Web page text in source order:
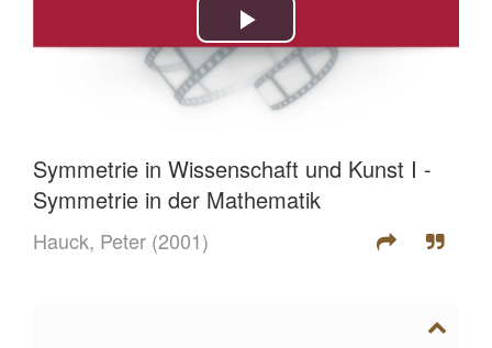
Symmetrie in Wissenschaft und Kunst I -
Symmetrie in der Mathematik
Hauck, Peter (2001)